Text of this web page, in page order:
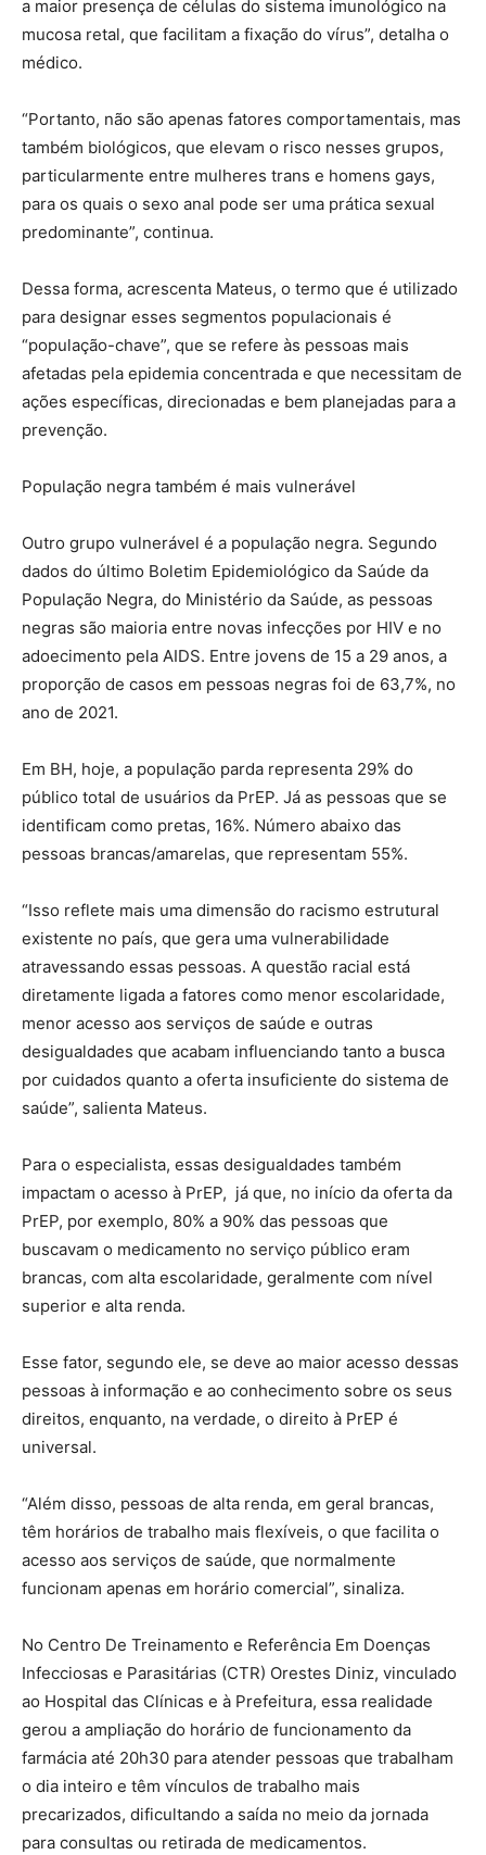
a maior presença de células do sistema imunológico na
mucosa retal, que facilitam a fixação do vírus”, detalha o
médico.
“Portanto, não são apenas fatores comportamentais, mas
também biológicos, que elevam o risco nesses grupos,
particularmente entre mulheres trans e homens gays,
para os quais o sexo anal pode ser uma prática sexual
predominante”, continua.
Dessa forma, acrescenta Mateus, o termo que é utilizado
para designar esses segmentos populacionais é
“população-chave”, que se refere às pessoas mais
afetadas pela epidemia concentrada e que necessitam de
ações específicas, direcionadas e bem planejadas para a
prevenção.
População negra também é mais vulnerável
Outro grupo vulnerável é a população negra. Segundo
dados do último Boletim Epidemiológico da Saúde da
População Negra, do Ministério da Saúde, as pessoas
negras são maioria entre novas infecções por HIV e no
adoecimento pela AIDS. Entre jovens de 15 a 29 anos, a
proporção de casos em pessoas negras foi de 63,7%, no
ano de 2021.
Em BH, hoje, a população parda representa 29% do
público total de usuários da PrEP. Já as pessoas que se
identificam como pretas, 16%. Número abaixo das
pessoas brancas/amarelas, que representam 55%.
“Isso reflete mais uma dimensão do racismo estrutural
existente no país, que gera uma vulnerabilidade
atravessando essas pessoas. A questão racial está
diretamente ligada a fatores como menor escolaridade,
menor acesso aos serviços de saúde e outras
desigualdades que acabam influenciando tanto a busca
por cuidados quanto a oferta insuficiente do sistema de
saúde”, salienta Mateus.
Para o especialista, essas desigualdades também
impactam o acesso à PrEP, já que, no início da oferta da
PrEP, por exemplo, 80% a 90% das pessoas que
buscavam o medicamento no serviço público eram
brancas, com alta escolaridade, geralmente com nível
superior e alta renda.
Esse fator, segundo ele, se deve ao maior acesso dessas
pessoas à informação e ao conhecimento sobre os seus
direitos, enquanto, na verdade, o direito à PrEP é
universal.
“Além disso, pessoas de alta renda, em geral brancas,
têm horários de trabalho mais flexíveis, o que facilita o
acesso aos serviços de saúde, que normalmente
funcionam apenas em horário comercial”, sinaliza.
No Centro De Treinamento e Referência Em Doenças
Infecciosas e Parasitárias (CTR) Orestes Diniz, vinculado
ao Hospital das Clínicas e à Prefeitura, essa realidade
gerou a ampliação do horário de funcionamento da
farmácia até 20h30 para atender pessoas que trabalham
o dia inteiro e têm vínculos de trabalho mais
precarizados, dificultando a saída no meio da jornada
para consultas ou retirada de medicamentos.